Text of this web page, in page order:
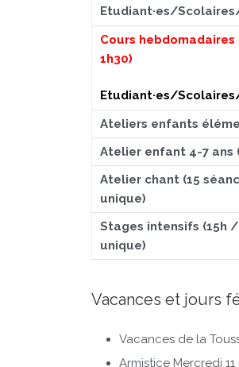
Etudiant·es/
Cours hebdomadaires
1h30)
Etudiant·es/
Ateliers enfants
Atelier enfant 4-7 ans
Atelier chant (15
unique)
Stages intensifs (15h
unique)
Vacances et jours
Vacances de la
Armistice Mercredi